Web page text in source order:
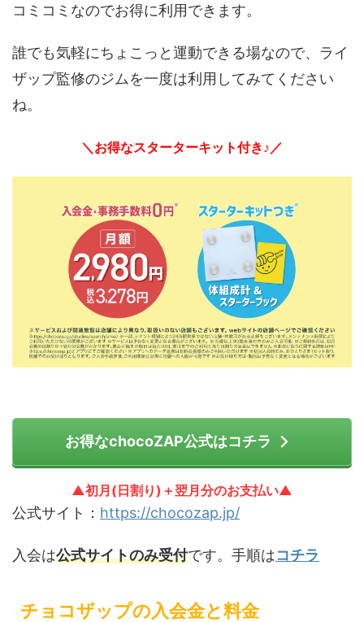
コミコミなのでお得に利用できます。
誰でも気軽にちょこっと運動できる場なので、ライ
ザップ監修のジムを一度は利用してみてください
ね。
＼お得なスターターキット付き♪／
お得なchocoZAP公式はコチラ
▲初月(日割り)＋翌月分のお支払い▲
公式サイト： https://chocozap.jp/
入会は公式サイトのみ受付です。手順はコチラ
チョコザップの入会金と料金